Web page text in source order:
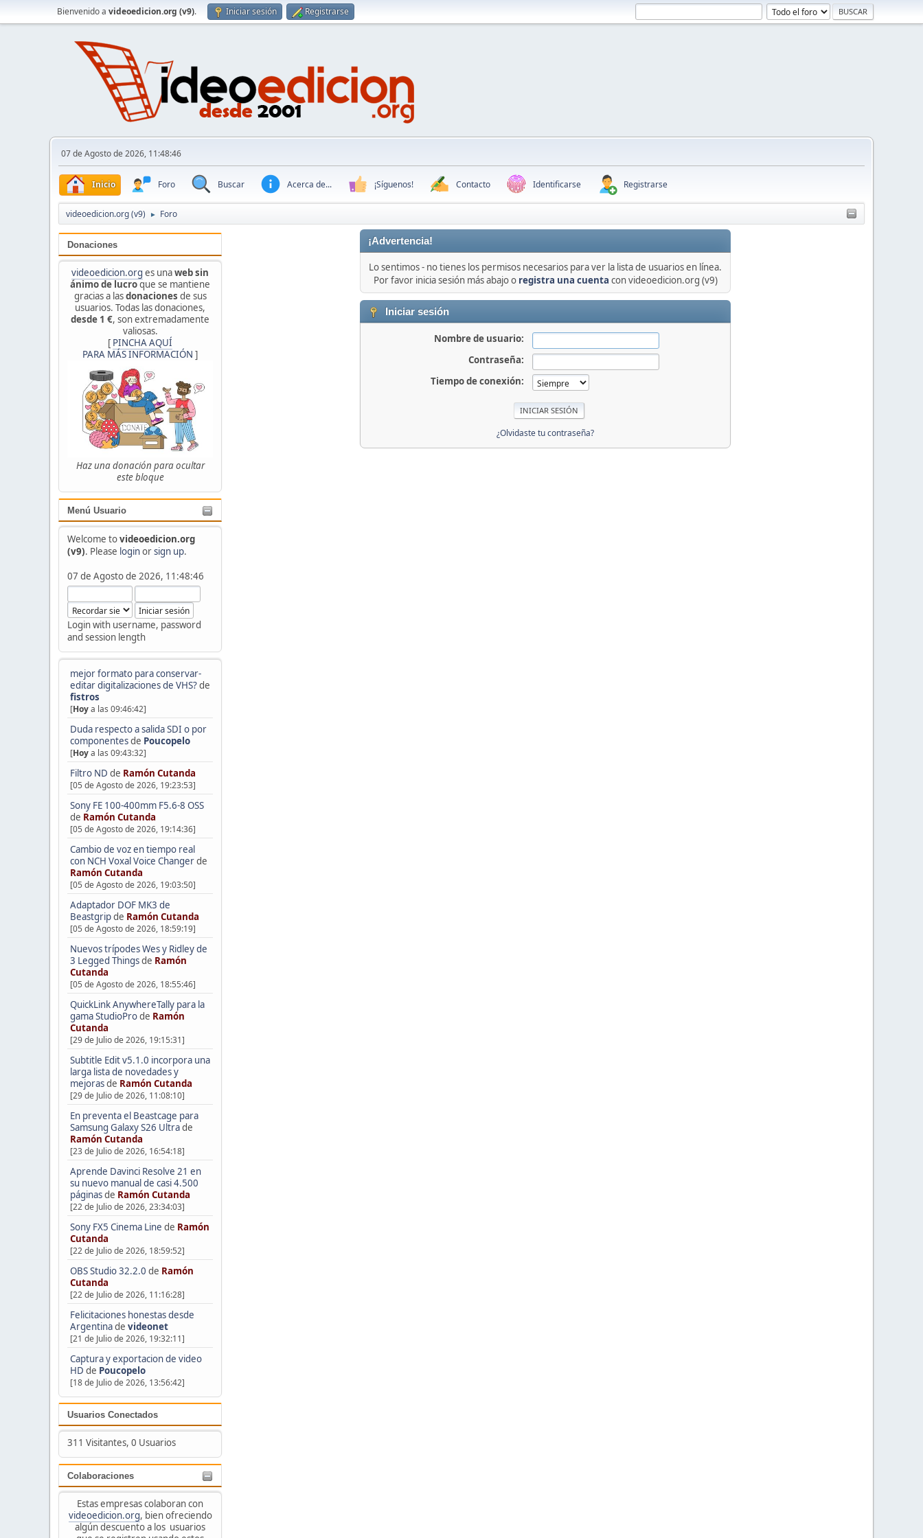
Bienvenido a videoedicion.org (v9). Iniciar sesión Registrarse
07 de Agosto de 2026, 11:48:46
Inicio Foro Buscar Acerca de... ¡Síguenos! Contacto Identificarse Registrarse
videoedicion.org (v9) ► Foro
Donaciones
videoedicion.org es unaweb sin
ánimo de lucroque se mantiene
gracias a lasdonaciones de sus
usuarios. Todas las donaciones,
desde 1 €, son extremadamente
valiosas.
[ PINCHA AQUÍ
PARA MÁS INFORMACIÓN ]
Haz una donación para ocultar
este bloque
Menú Usuario
Welcome tovideoedicion.org
(v9). Please loginorsign up.
07 de Agosto de 2026, 11:48:46
Login with username, password
and session length
mejor formato para conservar-
editar digitalizaciones de VHS?de
fistros
[Hoya las 09:46:42]
Duda respecto a salida SDI o por
componentesde Poucopelo
[Hoya las 09:43:32]
Filtro ND de Ramón Cutanda
[05 de Agosto de 2026, 19:23:53]
Sony FE 100-400mm F5.6-8 OSS
de Ramón Cutanda
[05 de Agosto de 2026, 19:14:36]
Cambio de voz en tiempo real
con NCH Voxal Voice Changerde
Ramón Cutanda
[05 de Agosto de 2026, 19:03:50]
Adaptador DOF MK3 de
Beastgripde Ramón Cutanda
[05 de Agosto de 2026, 18:59:19]
Nuevos trípodes Wes y Ridley de
3 Legged Thingsde Ramón
Cutanda
[05 de Agosto de 2026, 18:55:46]
QuickLink AnywhereTally para la
gama StudioProde Ramón
Cutanda
[29 de Julio de 2026, 19:15:31]
Subtitle Edit v5.1.0 incorpora una
larga lista de novedades y
mejorasde Ramón Cutanda
[29 de Julio de 2026, 11:08:10]
En preventa el Beastcage para
Samsung Galaxy S26 Ultrade
Ramón Cutanda
[23 de Julio de 2026, 16:54:18]
Aprende Davinci Resolve 21 en
su nuevo manual de casi 4.500
páginasde Ramón Cutanda
[22 de Julio de 2026, 23:34:03]
Sony FX5 Cinema Line de Ramón
Cutanda
[22 de Julio de 2026, 18:59:52]
OBS Studio 32.2.0 de Ramón
Cutanda
[22 de Julio de 2026, 11:16:28]
Felicitaciones honestas desde
Argentinade videonet
[21 de Julio de 2026, 19:32:11]
Captura y exportacion de video
HD de Poucopelo
[18 de Julio de 2026, 13:56:42]
Usuarios Conectados
311 Visitantes, 0 Usuarios
Colaboraciones
Estas empresas colaboran con
videoedicion.org, bien ofreciendo
algún descuento a los usuarios
¡Advertencia!
Lo sentimos - no tienes los permisos necesarios para ver la lista de usuarios en línea.
Por favor inicia sesión más abajo o registra una cuenta con videoedicion.org (v9)
Iniciar sesión
Nombre de usuario:
Contraseña:
Tiempo de conexión:
¿Olvidaste tu contraseña?